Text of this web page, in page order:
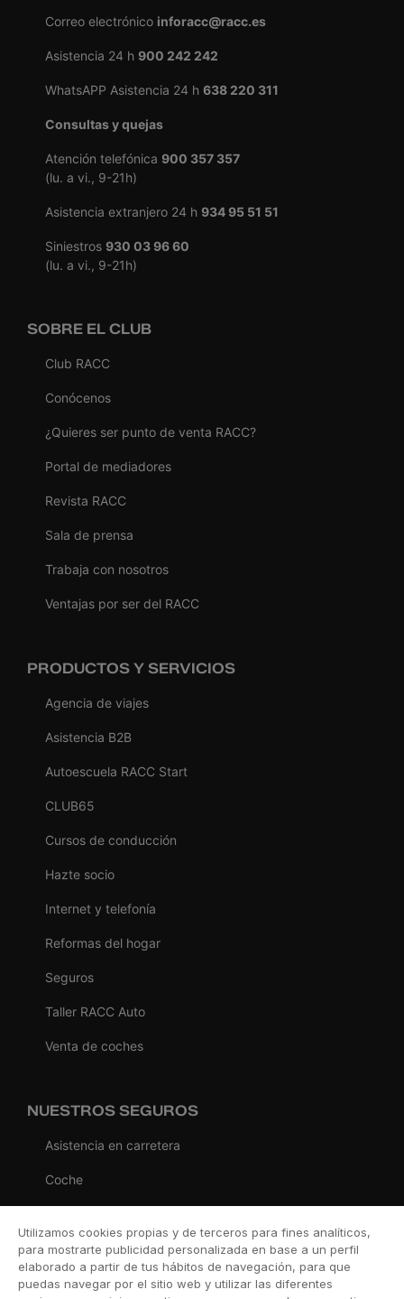
Correo electrónico inforacc@racc.es
Asistencia 24 h 900 242 242
WhatsAPP Asistencia 24 h 638 220 311
Consultas y quejas
Atención telefónica 900 357 357
(lu. a vi., 9-21h)
Asistencia extranjero 24 h 934 95 51 51
Siniestros 930 03 96 60
(lu. a vi., 9-21h)
SOBRE EL CLUB
Club RACC
Conócenos
¿Quieres ser punto de venta RACC?
Portal de mediadores
Revista RACC
Sala de prensa
Trabaja con nosotros
Ventajas por ser del RACC
PRODUCTOS Y SERVICIOS
Agencia de viajes
Asistencia B2B
Autoescuela RACC Start
CLUB65
Cursos de conducción
Hazte socio
Internet y telefonía
Reformas del hogar
Seguros
Taller RACC Auto
Venta de coches
NUESTROS SEGUROS
Asistencia en carretera
Coche
Viaje
Hogar
Utilizamos cookies propias y de terceros para fines analíticos,
para mostrarte publicidad personalizada en base a un perfil
elaborado a partir de tus hábitos de navegación, para que
puedas navegar por el sitio web y utilizar las diferentes